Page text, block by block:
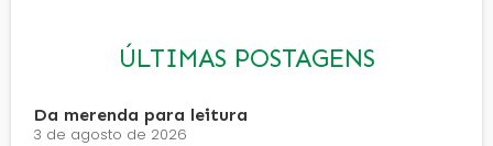
ÚLTIMAS POSTAGENS
Da merenda para leitura
3 de agosto de 2026